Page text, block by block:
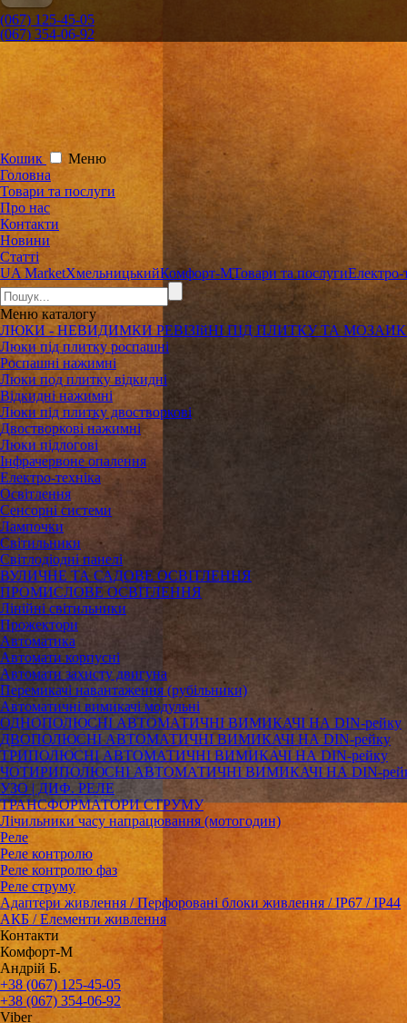
(067) 125-45-05
(067) 354-06-92
Кошик
Меню
Головна
Товари та послуги
Про нас
Контакти
Новини
Статті
UA MarketХмельницькийКомфорт-МТовари та послугиЕлектро-
Меню каталогу
ЛЮКИ - НЕВИДИМКИ РЕВІЗІйНІ ПІД ПЛИТКУ ТА
Люки під плитку роспашні
Роспашні нажимні
Люки под плитку відкидні
Відкидні нажимні
Люки під плитку двостворкові
Двостворкові нажимні
Люки підлогові
Інфрачервоне опалення
Електро-техніка
Освітлення
Сенсорні системи
Лампочки
Світильники
Світлодіодні панелі
ВУЛИЧНЕ ТА САДОВЕ ОСВІТЛЕННЯ
ПРОМИСЛОВЕ ОСВІТЛЕННЯ
Лінійні світильники
Прожектори
Автоматика
Автомати корпусні
Автомати захисту двигуна
Перемикачі навантаження (рубільники)
Автоматичні вимикачі модульні
ОДНОПОЛЮСНІ АВТОМАТИЧНІ ВИМИКАЧІ НА DIN-рейку
ДВОПОЛЮСНІ АВТОМАТИЧНІ ВИМИКАЧІ НА DIN-рейку
ТРИПОЛЮСНІ АВТОМАТИЧНІ ВИМИКАЧІ НА DIN-рейку
ЧОТИРИПОЛЮСНІ АВТОМАТИЧНІ ВИМИКАЧІ НА DIN-
УЗО | ДИФ. РЕЛЕ
ТРАНСФОРМАТОРИ СТРУМУ
Лічильники часу напрацювання (мотогодин)
Реле
Реле контролю
Реле контролю фаз
Реле струму
Адаптери живлення / Перфоровані блоки живлення / IP67 / IP44
АКБ / Елементи живлення
Контакти
Комфорт-М
Андрій Б.
+38 (067) 125-45-05
+38 (067) 354-06-92
Viber